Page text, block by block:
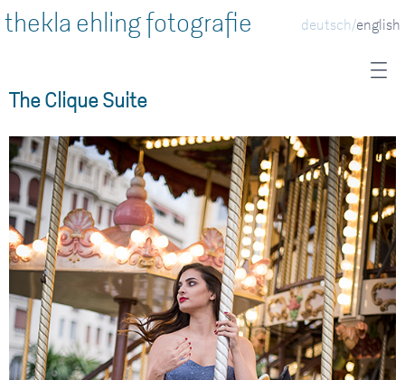
thekla ehling fotografie deutsch english
The Clique Suite